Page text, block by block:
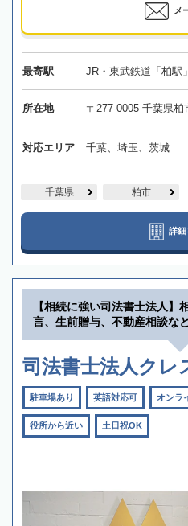
メ
最寄駅 JR・東武鉄道「柏駅
所在地 〒277-0005 千葉県柏
対応エリア 千葉、埼玉、茨城
千葉県 柏市
詳細
【相続に強い司法書士法人】
言、生前贈与、不動産相談な
司法書士法人クレ
駐車場あり 英語対応可 オンラ
役所から近い 土日祝OK